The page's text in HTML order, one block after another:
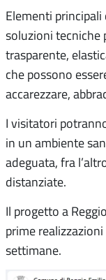
Elementi principali
soluzioni tecniche
trasparente,
che possono
accarezzare,
I visitatori
in un ambiente
adeguata, fra
distanziate.
Il progetto a
prime
settimane.